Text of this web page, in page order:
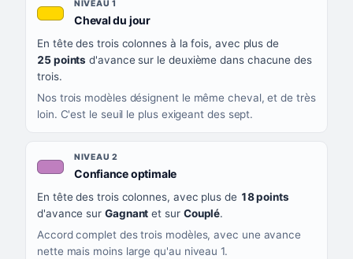
QUAND LA LIGNE PREND CETTE COULEUR
CE QUE CELA VOUS DIT
NIVEAU 1
Cheval du jour, couleur jaune or
En tête des trois colonnes à la fois, avec plus de
25 points d'avance sur le deuxième dans chacune des
trois.
Nos trois modèles désignent le même cheval, et de très
loin. C'est le seuil le plus exigeant des sept.
NIVEAU 2
Confiance optimale, couleur mauve
En tête des trois colonnes, avec plus de 18 points
d'avance sur Gagnant et sur Couplé.
Accord complet des trois modèles, avec une avance
nette mais moins large qu'au niveau 1.